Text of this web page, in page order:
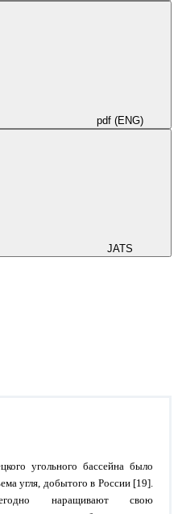
pdf (ENG)
JATS
угольного бассейна было
угля, добытого в России [19].
наращивают свою